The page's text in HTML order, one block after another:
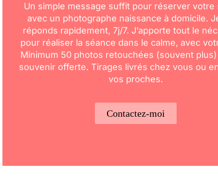
Un simple message suffit pour réserver votre
avec un photographe naissance à domicile.
réponds rapidement, 7j/7. J’apporte tout le
pour réaliser la séance dans le calme, avec
Minimum 50 photos retouchées (souvent
souvenir offerte. Tirages livrés chez vous ou
vos proches.
Contactez-moi